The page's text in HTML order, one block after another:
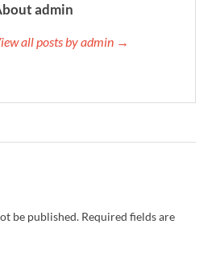
admin
all posts by admin →
be published. Required fields are